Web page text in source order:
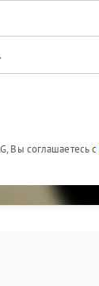
Вы соглашаетесь с